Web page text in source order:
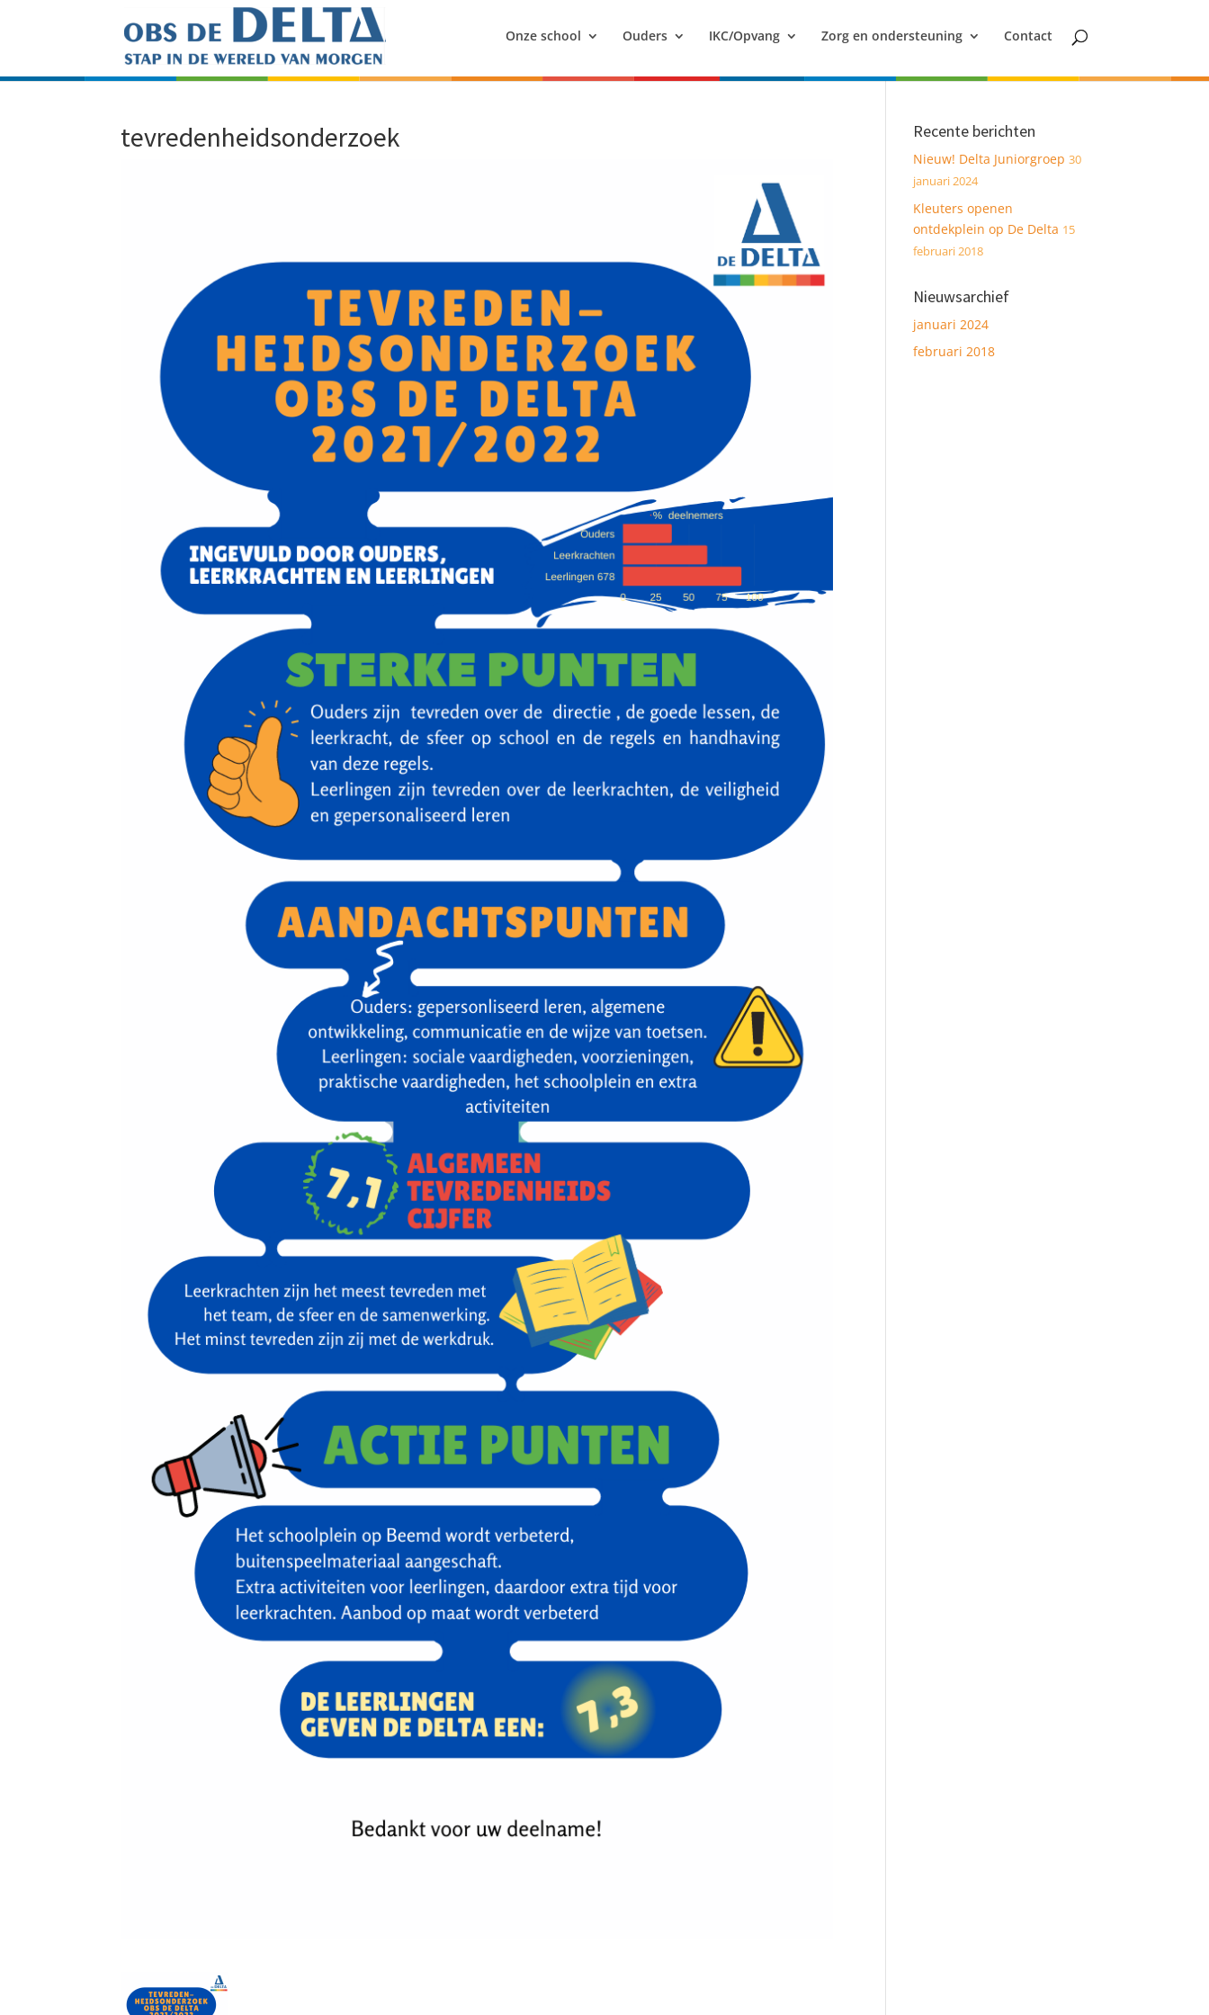
Onze school Ouders IKC/Opvang Zorg en ondersteuning Contact
tevredenheidsonderzoek Recente berichten
Nieuw! Delta Juniorgroep 30
januari 2024
Kleuters openen
ontdekplein op De Delta 15
februari 2018
Nieuwsarchief
januari 2024
februari 2018